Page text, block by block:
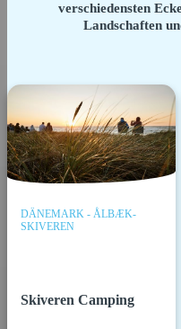
verschiedensten
Landschaften
DÄNEMARK - ÅLBÆK-
SKIVEREN
Skiveren Camping